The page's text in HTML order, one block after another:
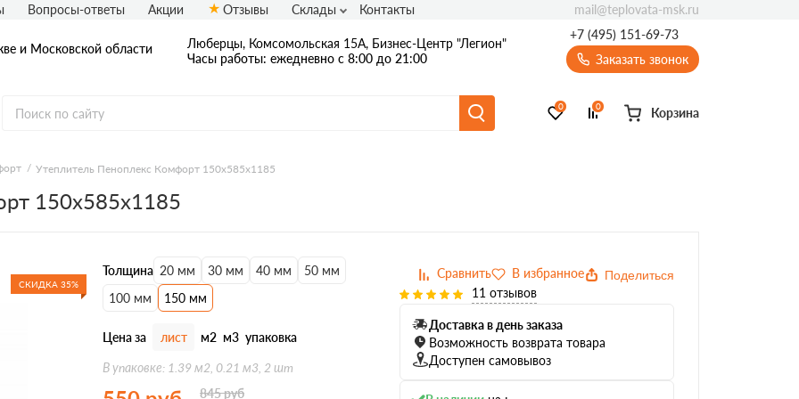
и Московской области
Люберцы, Комсомольская 15А, Бизнес-Центр "Легион"
Часы работы: ежедневно с 8:00 до 21:00
+7 (495) 151-69-73
Заказать звонок
Для труб
Для вентиляции
Для фундамента/цоколя
Для балкона/лоджии
150
0 0 Корзина
Вопросы-ответы Акции Отзывы Склады Контакты mail@teplovata-msk.ru
Утеплитель Пеноплекс Комфорт 150х585х1185
150х585х1185
СКИДКА 35%
Толщина 20 мм 30 мм 40 мм
50 мм
100 мм
150 мм
Цена за лист м2 м3 упаковка
В упаковке: 1.39 м2, 0.21 м3, 2 шт
845руб
Поделиться
11 отзывов
Доставка в день заказа
Возможность возврата товара
Доступен самовывоз